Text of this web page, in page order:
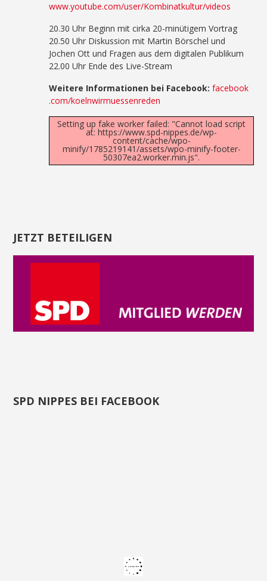
www.youtube.com/user/Kombinatkultur/videos
20.30 Uhr Beginn mit cirka 20-minütigem Vortrag
20.50 Uhr Diskussion mit Martin Börschel und
Jochen Ott und Fragen aus dem digitalen Publikum
22.00 Uhr Ende des Live-Stream
Weitere Informationen bei Facebook:facebook
.com/koelnwirmuessenreden
Setting up fake worker failed: "Cannot load script
at: https://www.spd-nippes.de/wp-
content/cache/wpo-
minify/1785219141/assets/wpo-minify-footer-
50307ea2.worker.min.js".
JETZT BETEILIGEN
SPD NIPPES BEI FACEBOOK